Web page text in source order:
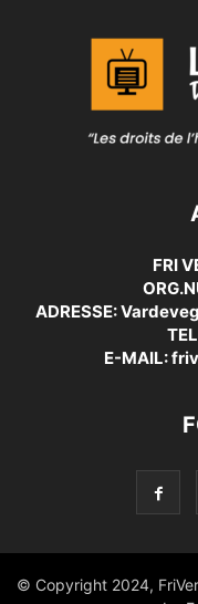
FRI
ADRESSE:
E-MAIL:
© Copyright 2024,